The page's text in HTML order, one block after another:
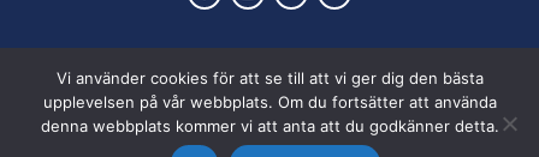
© 2026 Svenska Bordtennisförbundet
Vi använder cookies för att se till att vi ger dig den bästa
upplevelsen på vår webbplats. Om du fortsätter att använda
denna webbplats kommer vi att anta att du godkänner detta.